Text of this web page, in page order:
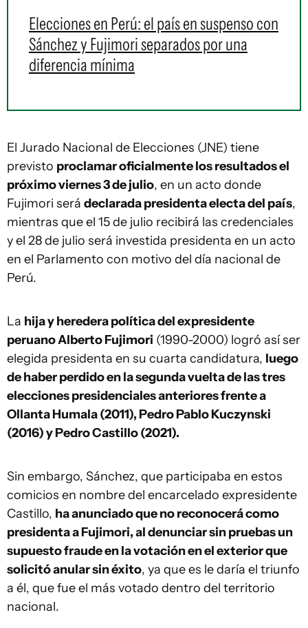
Elecciones en Perú: el país en suspenso con
Sánchez y Fujimori separados por una
diferencia mínima
El Jurado Nacional de Elecciones (JNE) tiene
previsto proclamar oficialmente los resultados el
próximo viernes 3 de julio, en un acto donde
Fujimori será declarada presidenta electa del país,
mientras que el 15 de julio recibirá las credenciales
y el 28 de julio será investida presidenta en un acto
en el Parlamento con motivo del día nacional de
Perú.
La hija y heredera política del expresidente
peruano Alberto Fujimori (1990-2000) logró así ser
elegida presidenta en su cuarta candidatura, luego
de haber perdido en la segunda vuelta de las tres
elecciones presidenciales anteriores frente a
Ollanta Humala (2011), Pedro Pablo Kuczynski
(2016) y Pedro Castillo (2021).
Sin embargo, Sánchez, que participaba en estos
comicios en nombre del encarcelado expresidente
Castillo, ha anunciado que no reconocerá como
presidenta a Fujimori, al denunciar sin pruebas un
supuesto fraude en la votación en el exterior que
solicitó anular sin éxito, ya que es le daría el triunfo
a él, que fue el más votado dentro del territorio
nacional.